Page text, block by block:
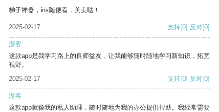
梯子神器，ins随便看，美美哒！
2025-02-17 支持[0] 反对[0]
游客
这款app是我学习路上的良师益友，让我能够随时随地学习新知识，拓宽
视野。
2025-02-17
支持[0] 反对[0]
游客
这款app就像我的私人助理，随时随地为我的办公提供帮助。我经常需要